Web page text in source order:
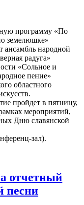
программу «По
земелюшке»
ансамбль народной
радуга»
«Сольное и
пение»
областного
пройдет в пятницу,
мероприятий,
Дню славянской
зал).
отчетный
песни